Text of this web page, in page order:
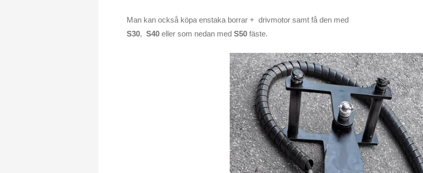
Man kan också köpa enstaka borrar + drivmotor samt få den med
S30, S40 eller som nedan med S50 fäste.